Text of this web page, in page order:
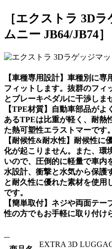
［エクストラ 3D
ムニー JB64/JB74］
【車種専用設計】車種別に専
フィットします。抜群のフィ
とブレーキペダルに干渉しま
【TPE材質】自動車部品が
あるTPEは比重が軽く、耐熱
た熱可塑性エラストマーです。
【耐候性&耐水性】耐候性に
化が起こりません。また、環
いので、圧倒的に軽量で車内
水設計、衝撃と水気から保護
と耐久性に優れた素材を使用
です。
【簡単取付】ネジや両面テ
性の方でもお手軽に取り付け
EXTRA 3D